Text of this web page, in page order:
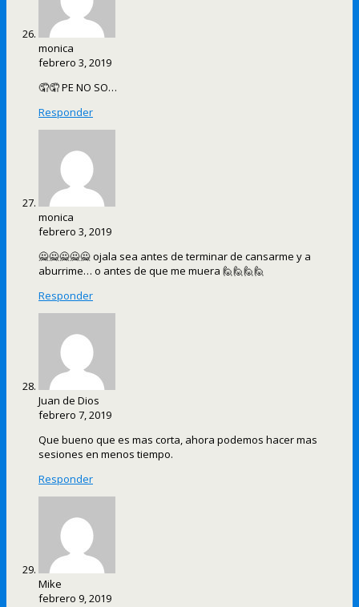
monica
febrero 3, 2019
🤦🤦 PE NO SO…
Responder
monica
febrero 3, 2019
🙅🙅🙅🙅🙅 ojala sea antes de terminar de cansarme y a
aburrime… o antes de que me muera 🙋🙋🙋🙋
Responder
Juan de Dios
febrero 7, 2019
Que bueno que es mas corta, ahora podemos hacer mas
sesiones en menos tiempo.
Responder
Mike
febrero 9, 2019